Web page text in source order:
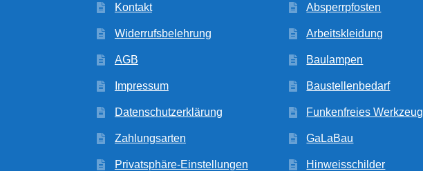
Kontakt
Widerrufsbelehrung
AGB
Impressum
Datenschutzerklärung
Zahlungsarten
Privatsphäre-Einstellungen
Absperrpfosten
Arbeitskleidung
Baulampen
Baustellenbedarf
Funkenfreies Werkzeug
GaLaBau
Hinweisschilder